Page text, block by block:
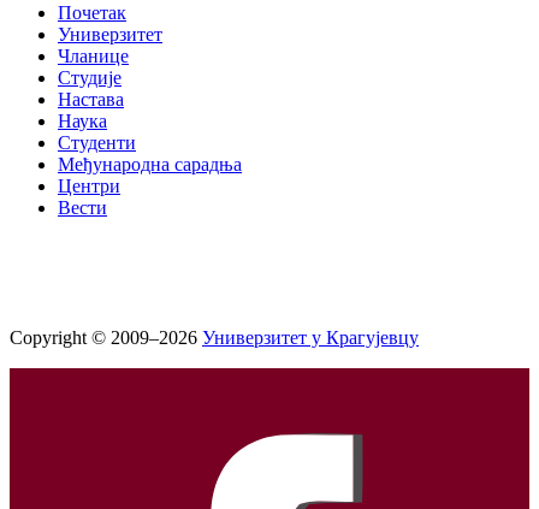
Почетак
Универзитет
Чланице
Студије
Настава
Наука
Студенти
Међународна сарадња
Центри
Вести
Copyright © 2009–2026 Универзитет у Крагујевцу